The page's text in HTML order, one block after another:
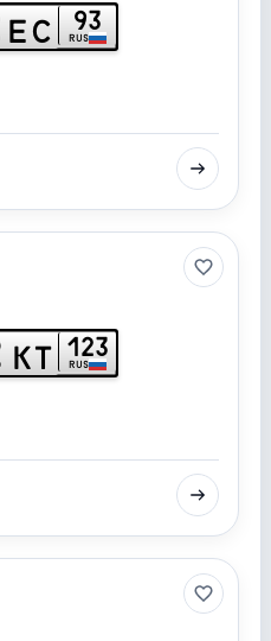
ЕС 93
RUS
КТ 123
RUS